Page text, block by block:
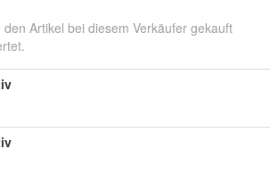
Artikel bei diesem Verkäufer gekauft